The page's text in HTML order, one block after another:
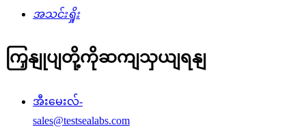
အသင်းရှိုး
ကြှနျုပျတို့ကိုဆကျသှယျရနျ
အီးမေးလ်-
sales@testsealabs.com